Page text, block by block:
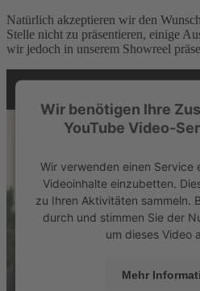
Natürlich akzeptieren wir den
Stelle nicht zu präsentieren, einige
wir jedoch in unserem Showreel
Wir benötigen Ihre
YouTube Video-
Wir verwenden einen Service
Videoinhalte einzubetten.
zu Ihren Aktivitäten sammeln.
durch und stimmen Sie der
um dieses Video
Mehr